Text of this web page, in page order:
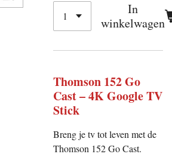
In
winkelwagen
Thomson 152 Go
Cast – 4K Google TV
Stick
Breng je tv tot leven met de
Thomson 152 Go Cast.